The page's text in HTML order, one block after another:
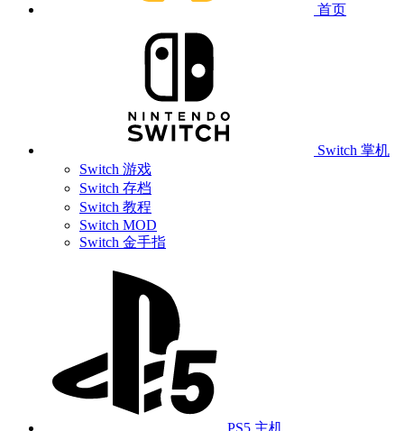
首页
Switch 掌机
Switch 游戏
Switch 存档
Switch 教程
Switch MOD
Switch 金手指